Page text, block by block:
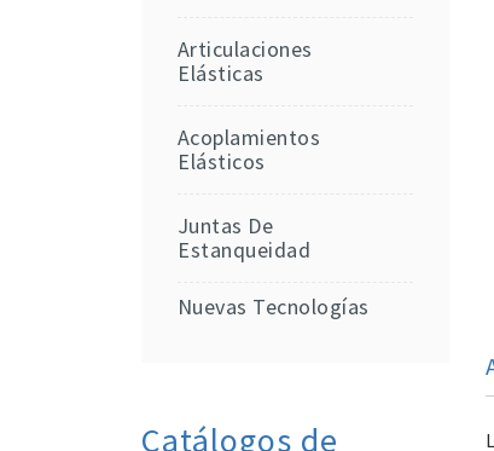
Articulaciones
Elásticas
Acoplamientos
Elásticos
Juntas De
Estanqueidad
Nuevas Tecnologías
Catálogos de